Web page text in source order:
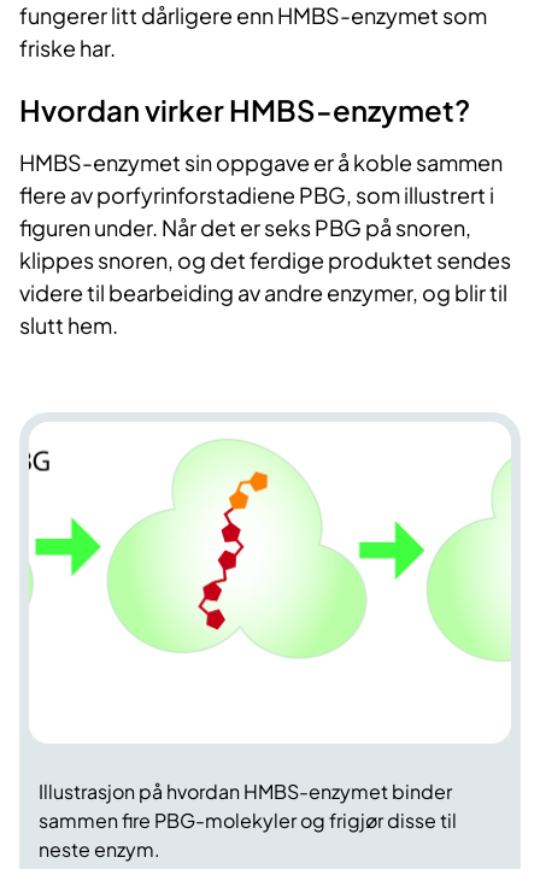
fungerer litt dårligere enn HMBS-enzymet som
friske har.
​Hvordan virker HMBS-enzymet?
HMBS-enzymet sin oppgave er å koble sammen
flere av porfyrinforstadiene PBG, som illustrert i
figuren under. Når det er seks PBG på snoren,
klippes snoren, og det ferdige produktet sendes
videre til bearbeiding av andre enzymer, og blir til
slutt hem.
Illustrasjon på hvordan HMBS-enzymet binder
sammen fire PBG-molekyler og frigjør disse til
neste enzym.